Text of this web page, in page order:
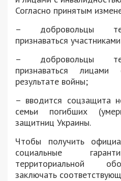
Согласно принятым
– добровольцы
признаваться
– добровольцы
признаваться
результате войны;
– вводится соцзащита
семьи погибших
защитниц Украины.
Чтобы получить
социальные
территориальной
заключать